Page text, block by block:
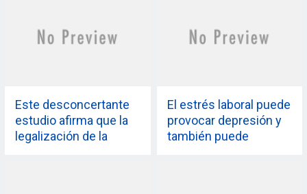
Este desconcertante
estudio afirma que la
legalización de la
El estrés laboral puede
provocar depresión y
también puede